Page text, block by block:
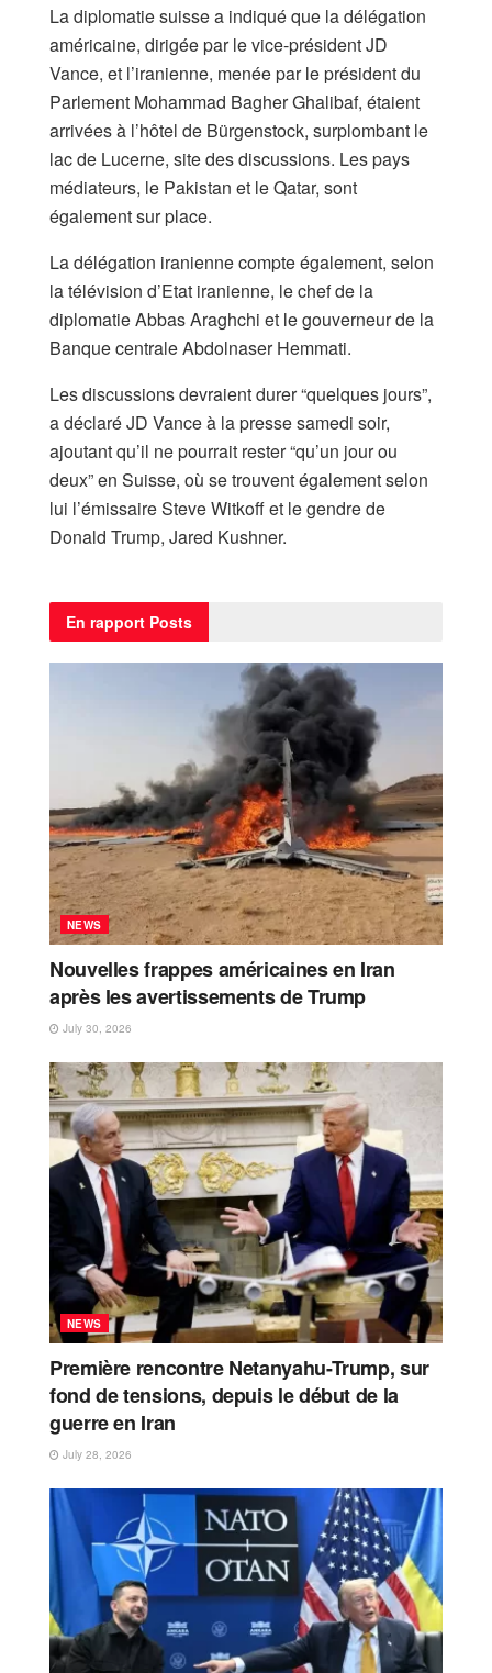
La diplomatie suisse a indiqué que la délégation
américaine, dirigée par le vice-président JD
Vance, et l’iranienne, menée par le président du
Parlement Mohammad Bagher Ghalibaf, étaient
arrivées à l’hôtel de Bürgenstock, surplombant le
lac de Lucerne, site des discussions. Les pays
médiateurs, le Pakistan et le Qatar, sont
également sur place.
La délégation iranienne compte également, selon
la télévision d’Etat iranienne, le chef de la
diplomatie Abbas Araghchi et le gouverneur de la
Banque centrale Abdolnaser Hemmati.
Les discussions devraient durer “quelques jours”,
a déclaré JD Vance à la presse samedi soir,
ajoutant qu’il ne pourrait rester “qu’un jour ou
deux” en Suisse, où se trouvent également selon
lui l’émissaire Steve Witkoff et le gendre de
Donald Trump, Jared Kushner.
En rapport Posts
NEWS
Nouvelles frappes américaines en Iran
après les avertissements de Trump
July 30, 2026
NEWS
Première rencontre Netanyahu-Trump, sur
fond de tensions, depuis le début de la
guerre en Iran
July 28, 2026